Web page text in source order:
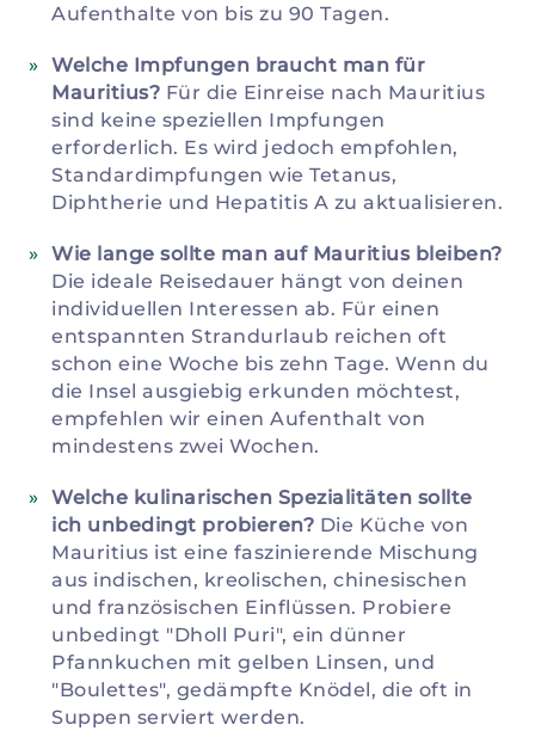
Aufenthalte von bis zu 90 Tagen.
Welche Impfungen braucht man für
Mauritius? Für die Einreise nach Mauritius
sind keine speziellen Impfungen
erforderlich. Es wird jedoch empfohlen,
Standardimpfungen wie Tetanus,
Diphtherie und Hepatitis A zu aktualisieren.
Wie lange sollte man auf Mauritius bleiben?
Die ideale Reisedauer hängt von deinen
individuellen Interessen ab. Für einen
entspannten Strandurlaub reichen oft
schon eine Woche bis zehn Tage. Wenn du
die Insel ausgiebig erkunden möchtest,
empfehlen wir einen Aufenthalt von
mindestens zwei Wochen.
Welche kulinarischen Spezialitäten sollte
ich unbedingt probieren? Die Küche von
Mauritius ist eine faszinierende Mischung
aus indischen, kreolischen, chinesischen
und französischen Einflüssen. Probiere
unbedingt "Dholl Puri", ein dünner
Pfannkuchen mit gelben Linsen, und
"Boulettes", gedämpfte Knödel, die oft in
Suppen serviert werden.